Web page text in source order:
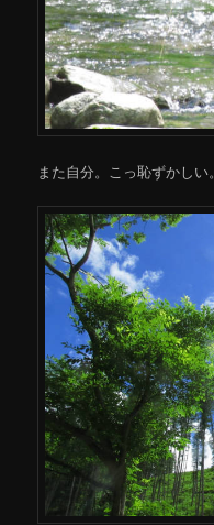
また自分。こっ恥ずかしい。